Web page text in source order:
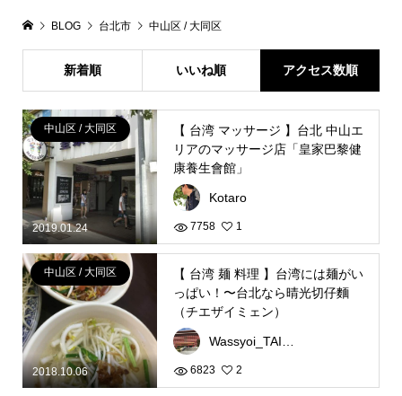
BLOG 台北市 中山区 / 大同区
新着順 いいね順 アクセス数順
2019.01.24
中山区 / 大同区
【 台湾 マッサージ 】台北 中山エ
リアのマッサージ店「皇家巴黎健
康養生會館」
Kotaro
7758 1
2018.10.06
中山区 / 大同区
【 台湾 麺 料理 】台湾には麺がい
っぱい！〜台北なら晴光切仔麵
（チエザイミェン）
6823 2